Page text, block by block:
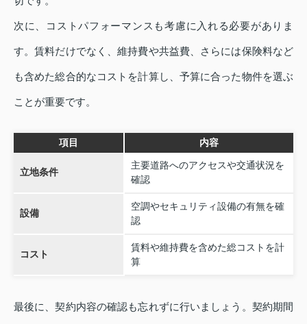
次に、コストパフォーマンスも考慮に入れる必要がありま
す。賃料だけでなく、維持費や共益費、さらには保険料など
も含めた総合的なコストを計算し、予算に合った物件を選ぶ
ことが重要です。
項目 内容
立地条件
主要道路へのアクセスや交通状況を
確認
設備
空調やセキュリティ設備の有無を確
認
コスト
賃料や維持費を含めた総コストを計
算
最後に、契約内容の確認も忘れずに行いましょう。契約期間